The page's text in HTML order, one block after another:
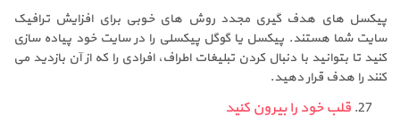
پیکسل های هدف گیری مجدد روش های خوبی برای افزایش ترافیک
سایت شما هستند. پیکسل یا گوگل پیکسلی را در سایت خود پیاده سازی
کنید تا بتوانید با دنبال کردن تبلیغات اطراف، افرادی را که از آن بازدید می
کنند را هدف قرار دهید.
قلب خود را بیرون کنید